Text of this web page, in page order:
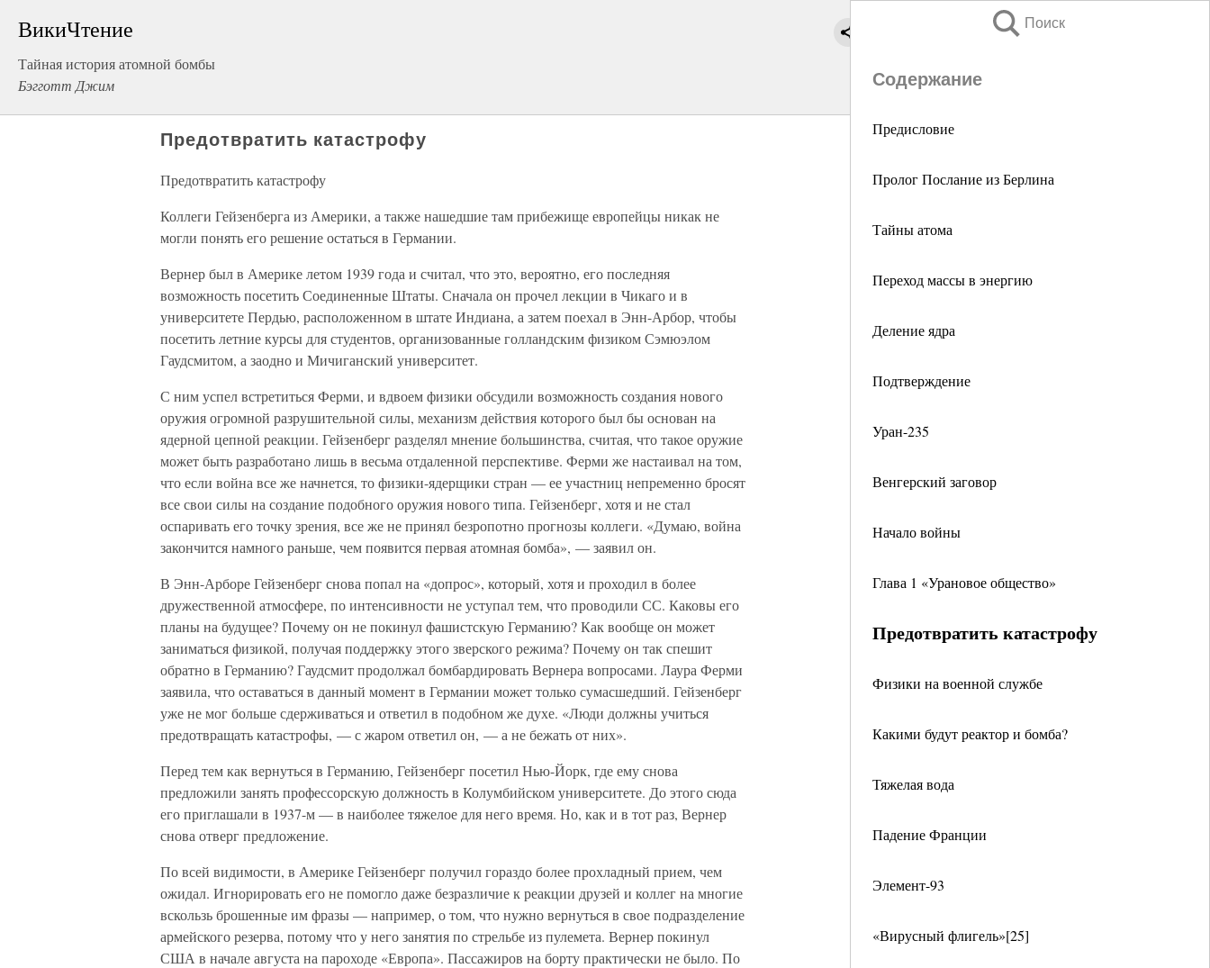
ВикиЧтение
Тайная история атомной бомбы
Бэгготт Джим
Поиск
Содержание
Предисловие
Пролог Послание из Берлина
Тайны атома
Переход массы в энергию
Деление ядра
Подтверждение
Уран-235
Венгерский заговор
Начало войны
Глава 1 «Урановое общество»
Предотвратить катастрофу
Физики на военной службе
Какими будут реактор и бомба?
Тяжелая вода
Падение Франции
Элемент-93
«Вирусный флигель»[25]
Предотвратить катастрофу
Предотвратить катастрофу
Коллеги Гейзенберга из Америки, а также нашедшие там прибежище европейцы никак не
могли понять его решение остаться в Германии.
Вернер был в Америке летом 1939 года и считал, что это, вероятно, его последняя
возможность посетить Соединенные Штаты. Сначала он прочел лекции в Чикаго и в
университете Пердью, расположенном в штате Индиана, а затем поехал в Энн-Арбор, чтобы
посетить летние курсы для студентов, организованные голландским физиком Сэмюэлом
Гаудсмитом, а заодно и Мичиганский университет.
С ним успел встретиться Ферми, и вдвоем физики обсудили возможность создания нового
оружия огромной разрушительной силы, механизм действия которого был бы основан на
ядерной цепной реакции. Гейзенберг разделял мнение большинства, считая, что такое оружие
может быть разработано лишь в весьма отдаленной перспективе. Ферми же настаивал на том,
что если война все же начнется, то физики-ядерщики стран — ее участниц непременно бросят
все свои силы на создание подобного оружия нового типа. Гейзенберг, хотя и не стал
оспаривать его точку зрения, все же не принял безропотно прогнозы коллеги. «Думаю, война
закончится намного раньше, чем появится первая атомная бомба», — заявил он.
В Энн-Арборе Гейзенберг снова попал на «допрос», который, хотя и проходил в более
дружественной атмосфере, по интенсивности не уступал тем, что проводили СС. Каковы его
планы на будущее? Почему он не покинул фашистскую Германию? Как вообще он может
заниматься физикой, получая поддержку этого зверского режима? Почему он так спешит
обратно в Германию? Гаудсмит продолжал бомбардировать Вернера вопросами. Лаура Ферми
заявила, что оставаться в данный момент в Германии может только сумасшедший. Гейзенберг
уже не мог больше сдерживаться и ответил в подобном же духе. «Люди должны учиться
предотвращать катастрофы, — с жаром ответил он, — а не бежать от них».
Перед тем как вернуться в Германию, Гейзенберг посетил Нью-Йорк, где ему снова
предложили занять профессорскую должность в Колумбийском университете. До этого сюда
его приглашали в 1937-м — в наиболее тяжелое для него время. Но, как и в тот раз, Вернер
снова отверг предложение.
По всей видимости, в Америке Гейзенберг получил гораздо более прохладный прием, чем
ожидал. Игнорировать его не помогло даже безразличие к реакции друзей и коллег на многие
вскользь брошенные им фразы — например, о том, что нужно вернуться в свое подразделение
армейского резерва, потому что у него занятия по стрельбе из пулемета. Вернер покинул
США в начале августа на пароходе «Европа». Пассажиров на борту практически не было. По